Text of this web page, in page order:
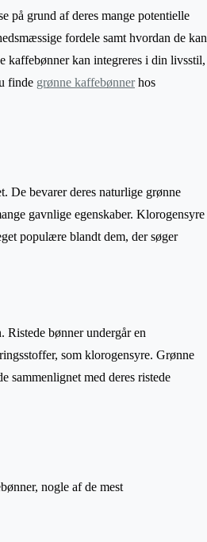
på grund af deres mange potentielle
fordele samt hvordan de kan
kaffebønner kan integreres i din livsstil,
finde grønne kaffebønnerhos
De bevarer deres naturlige grønne
gavnlige egenskaber. Klorogensyre
populære blandt dem, der søger
Ristede bønner undergår en
som klorogensyre. Grønne
sammenlignet med deres ristede
nogle af de mest